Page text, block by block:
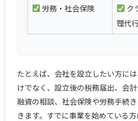
労務・社会保険
ク
理代
たとえば、会社を設立したい方に
けでなく、設立後の税務届出、会
融資の相談、社会保険や労務手続
きます。すでに事業を始めている方